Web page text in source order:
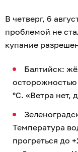
В четверг, 6
проблемой не
купание
Балтийск:
°C. «Ветра нет,
Температура
прогреться до